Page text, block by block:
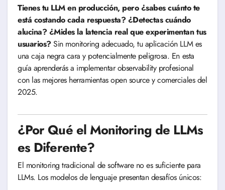
Tienes tu LLM en producción, pero ¿sabes cuánto te
está costando cada respuesta? ¿Detectas cuándo
alucina? ¿Mides la latencia real que experimentan tus
usuarios?Sin monitoring adecuado, tu aplicación LLM es
una caja negra cara y potencialmente peligrosa. En esta
guía aprenderás a implementar observability profesional
con las mejores herramientas open source y comerciales del
2025.
¿Por Qué el Monitoring de LLMs
es Diferente?
El monitoring tradicional de software no es suficiente para
LLMs. Los modelos de lenguaje presentan desafíos únicos: